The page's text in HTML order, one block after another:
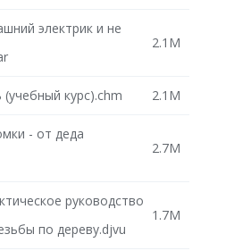
электрик и не
2.1M
курс).chm 2.1M
- от деда
2.7M
руководство
по дереву.djvu
1.7M